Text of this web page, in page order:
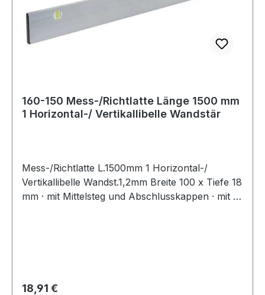
160-150 Mess-/Richtlatte Länge 1500 mm
1 Horizontal-/ Vertikallibelle Wandstär
Mess-/Richtlatte L.1500mm 1 Horizontal-/
Vertikallibelle Wandst.1,2mm Breite 100 x Tiefe 18
mm · mit Mittelsteg und Abschlusskappen · mit 2
Regulärer Preis:
18,91 €